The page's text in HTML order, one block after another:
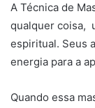
A Técnica de
qualquer coisa,
espiritual. Seus
energia para a
Quando essa